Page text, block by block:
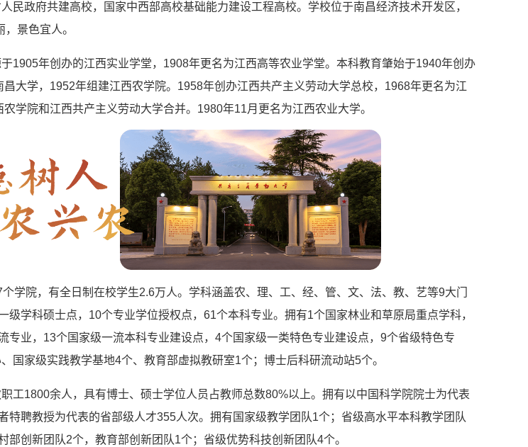
民政府共建高校，国家中西部高校基础能力建设工程高校。学校位于南昌经济技术开发区，
景色宜人。
1905年创办的江西实业学堂，1908年更名为江西高等农业学堂。本科教育肇始于1940年创办
大学，1952年组建江西农学院。1958年创办江西共产主义劳动大学总校，1968年更名为江
学院和江西共产主义劳动大学合并。1980年11月更名为江西农业大学。
学院，有全日制在校学生2.6万人。学科涵盖农、理、工、经、管、文、法、教、艺等9大门
级学科硕士点，10个专业学位授权点，61个本科专业。拥有1个国家林业和草原局重点学科，
专业，13个国家级一流本科专业建设点，4个国家级一类特色专业建设点，9个省级特色专
国家级实践教学基地4个、教育部虚拟教研室1个；博士后科研流动站5个。
工1800余人，具有博士、硕士学位人员占教师总数80%以上。拥有以中国科学院院士为代表
特聘教授为代表的省部级人才355人次。拥有国家级教学团队1个；省级高水平本科教学团队
部创新团队2个，教育部创新团队1个；省级优势科技创新团队4个。